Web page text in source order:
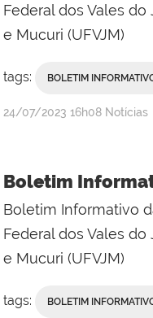
Federal dos Vales
e Mucuri (UFVJM)
tags: BOLETIM
publicado
24/07/2023 16h08 Notícias
Boletim
Boletim Informativo
Federal dos Vales
e Mucuri (UFVJM)
tags: BOLETIM